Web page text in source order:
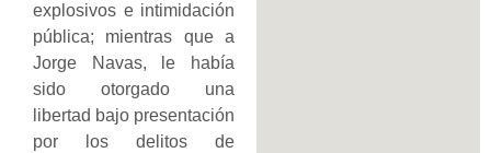
explosivos e intimidación
pública; mientras que a
Jorge Navas, le había
sido otorgado una
libertad bajo presentación
por los delitos de